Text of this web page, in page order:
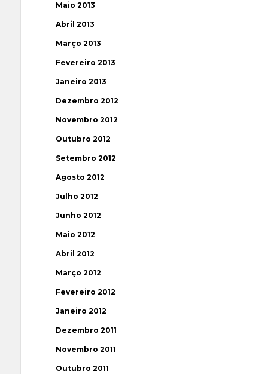
Maio 2013
Abril 2013
Março 2013
Fevereiro 2013
Janeiro 2013
Dezembro 2012
Novembro 2012
Outubro 2012
Setembro 2012
Agosto 2012
Julho 2012
Junho 2012
Maio 2012
Abril 2012
Março 2012
Fevereiro 2012
Janeiro 2012
Dezembro 2011
Novembro 2011
Outubro 2011